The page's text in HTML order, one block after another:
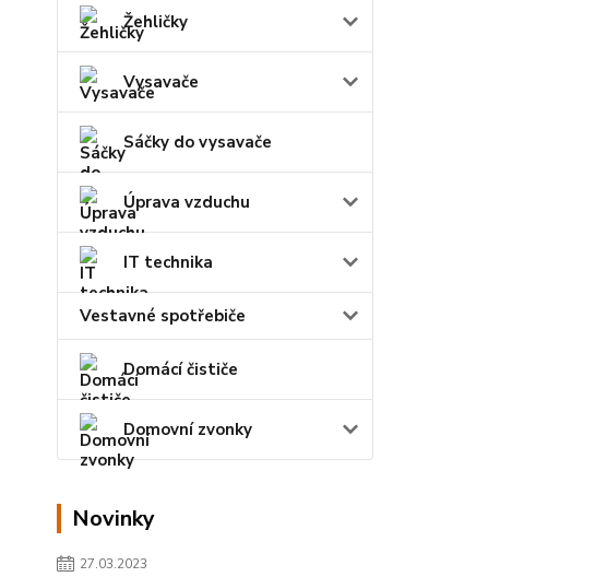
Žehličky
Vysavače
Sáčky do vysavače
Úprava vzduchu
IT technika
Vestavné spotřebiče
Domácí čističe
Domovní zvonky
Novinky
27.03.2023